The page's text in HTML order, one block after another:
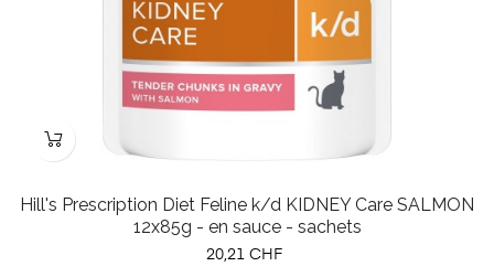
Hill's Prescription Diet Feline k/d KIDNEY Care SALMON
12x85g - en sauce - sachets
Prix
20,21 CHF